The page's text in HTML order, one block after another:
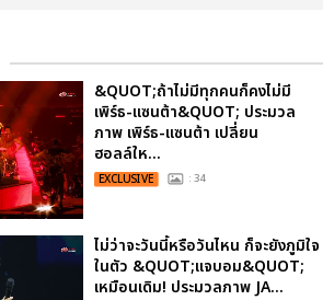
&QUOT;ถ้าไม่มีทุกคนก็คงไม่มี
เพิร์ธ-แซนต้า&QUOT; ประมวล
ภาพ เพิร์ธ-แซนต้า เปลี่ยน
ฮอลล์ให...
EXCLUSIVE : 34
ไม่ว่าจะวันนี้หรือวันไหน ก็จะยังภูมิใจ
ในตัว &QUOT;แจบอม&QUOT;
เหมือนเดิม! ประมวลภาพ JA...